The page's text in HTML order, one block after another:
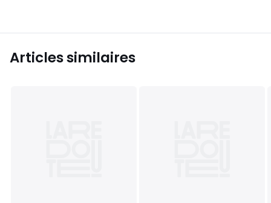
Articles similaires